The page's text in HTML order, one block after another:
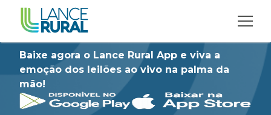
Baixe agora o Lance Rural App e viva a
emoção dos leilões ao vivo na palma da
mão!